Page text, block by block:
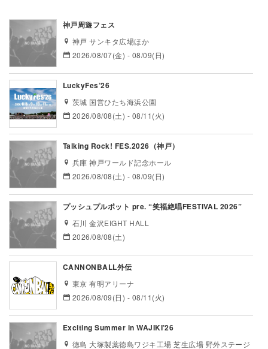
神戸周遊フェス
神戸 サンキタ広場ほか
2026/08/07(金) - 08/09(日)
LuckyFes’26
茨城 国営ひたち海浜公園
2026/08/08(土) - 08/11(火)
Talking Rock! FES.2026（神戸）
兵庫 神戸ワールド記念ホール
2026/08/08(土) - 08/09(日)
プッシュプルポット pre. “笑福絶唱FESTIVAL 2026”
石川 金沢EIGHT HALL
2026/08/08(土)
CANNONBALL外伝
東京 有明アリーナ
2026/08/09(日) - 08/11(火)
Exciting Summer in WAJIKI’26
徳島 大塚製薬徳島ワジキ工場 芝生広場 野外ステージ